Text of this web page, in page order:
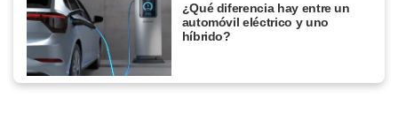
¿Qué diferencia hay entre un
automóvil eléctrico y uno
híbrido?